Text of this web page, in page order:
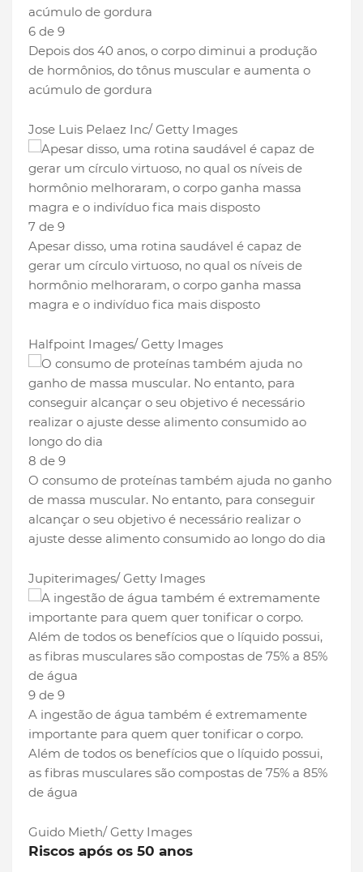
6 de 9
Depois dos 40 anos, o corpo diminui a produção
de hormônios, do tônus muscular e aumenta o
acúmulo de gordura
Jose Luis Pelaez Inc/ Getty Images
7 de 9
Apesar disso, uma rotina saudável é capaz de
gerar um círculo virtuoso, no qual os níveis de
hormônio melhoraram, o corpo ganha massa
magra e o indivíduo fica mais disposto
Halfpoint Images/ Getty Images
8 de 9
O consumo de proteínas também ajuda no ganho
de massa muscular. No entanto, para conseguir
alcançar o seu objetivo é necessário realizar o
ajuste desse alimento consumido ao longo do dia
Jupiterimages/ Getty Images
9 de 9
A ingestão de água também é extremamente
importante para quem quer tonificar o corpo.
Além de todos os benefícios que o líquido possui,
as fibras musculares são compostas de 75% a 85%
de água
Guido Mieth/ Getty Images
Riscos após os 50 anos